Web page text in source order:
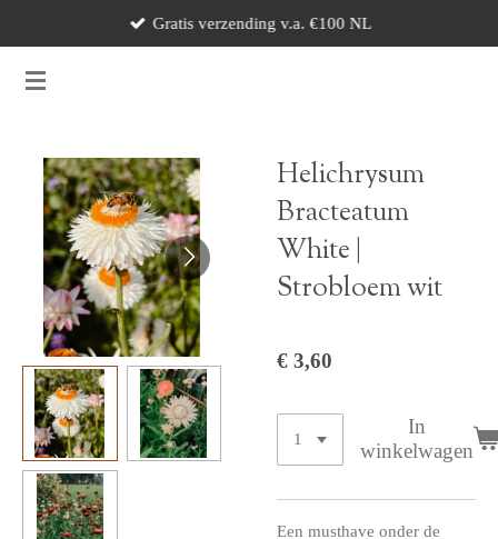
naar
Gratis verzending v.a. €100 NL
Helichrysum
Bracteatum
White |
Strobloem wit
€ 3,60
In
winkelwagen
Een musthave onder de